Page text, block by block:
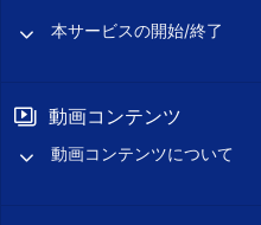
本サービスの開始/終了
動画コンテンツ
動画コンテンツについて